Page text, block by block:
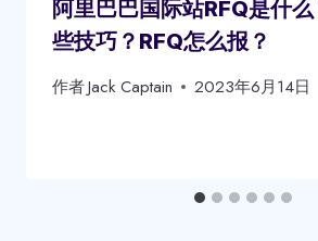
阿里巴巴国际站RFQ是什
些技巧？RFQ怎么报？
作者Jack Captain 2023年6月14日